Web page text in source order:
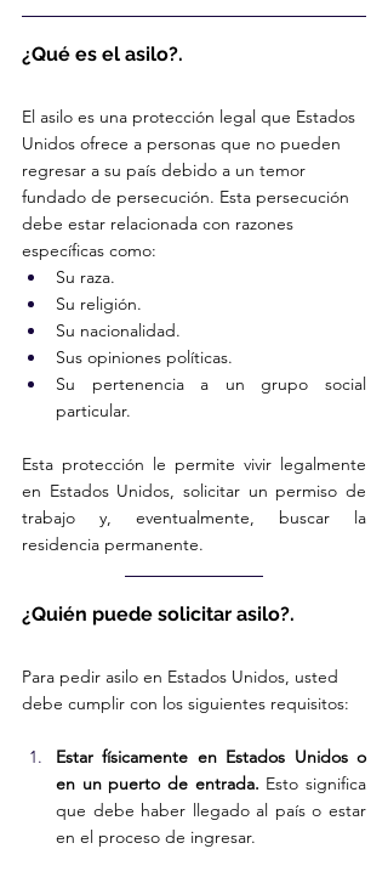
¿Qué es el asilo?.
El asilo es una protección legal que Estados
Unidos ofrece a personas que no pueden
regresar a su país debido a un temor
fundado de persecución. Esta persecución
debe estar relacionada con razones
específicas como:
Su raza.
Su religión.
Su nacionalidad.
Sus opiniones políticas.
Su pertenencia a un grupo social
particular.
Esta protección le permite vivir legalmente
en Estados Unidos, solicitar un permiso de
trabajo y, eventualmente, buscar la
residencia permanente.
¿Quién puede solicitar asilo?.
Para pedir asilo en Estados Unidos, usted
debe cumplir con los siguientes requisitos:
Estar físicamente en Estados Unidos o
en un puerto de entrada. Esto significa
que debe haber llegado al país o estar
en el proceso de ingresar.